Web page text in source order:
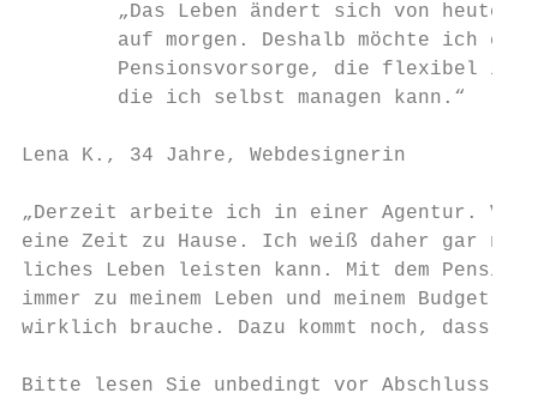
        „Das Leben ändert sich von heute
        auf morgen. Deshalb möchte ich eine
Pensionsvorsorge, die flexibel ist
        die ich selbst managen kann.“
Lena K., 34 Jahre, Webdesignerin
„Derzeit arbeite ich in einer Agentur.
eine Zeit zu Hause. Ich weiß daher gar
liches Leben leisten kann. Mit dem
immer zu meinem Leben und meinem
wirklich brauche. Dazu kommt noch, dass
Bitte lesen Sie unbedingt vor Abschluss